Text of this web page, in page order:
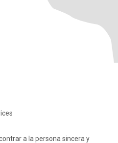
a la persona sincera y